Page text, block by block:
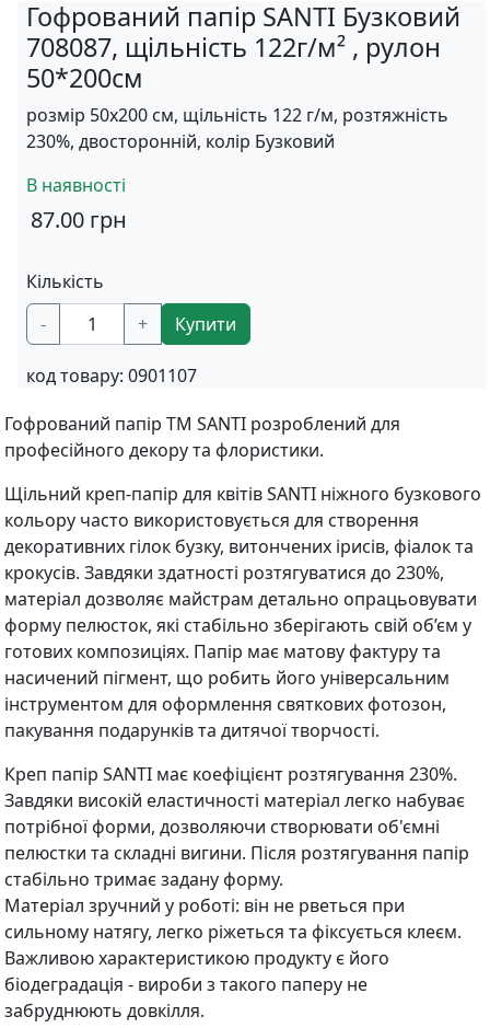
Гофрований папір SANTI Бузковий
708087, щільність 122г/м² , рулон
50*200см
розмір 50х200 см, щільність 122 г/м, розтяжність
230%, двосторонній, колір Бузковий
В наявності
87.00 грн
Кількість
-
+ Купити
код товару: 0901107
Гофрований папір TM SANTI розроблений для
професійного декору та флористики.
Щільний креп-папір для квітів SANTI ніжного бузкового
кольору часто використовується для створення
декоративних гілок бузку, витончених ірисів, фіалок та
крокусів. Завдяки здатності розтягуватися до 230%,
матеріал дозволяє майстрам детально опрацьовувати
форму пелюсток, які стабільно зберігають свій об’єм у
готових композиціях. Папір має матову фактуру та
насичений пігмент, що робить його універсальним
інструментом для оформлення святкових фотозон,
пакування подарунків та дитячої творчості.
Креп папір SANTI має коефіцієнт розтягування 230%.
Завдяки високій еластичності матеріал легко набуває
потрібної форми, дозволяючи створювати об'ємні
пелюстки та складні вигини. Після розтягування папір
стабільно тримає задану форму.
Матеріал зручний у роботі: він не рветься при
сильному натягу, легко ріжеться та фіксується клеєм.
Важливою характеристикою продукту є його
біодеградація - вироби з такого паперу не
забруднюють довкілля.